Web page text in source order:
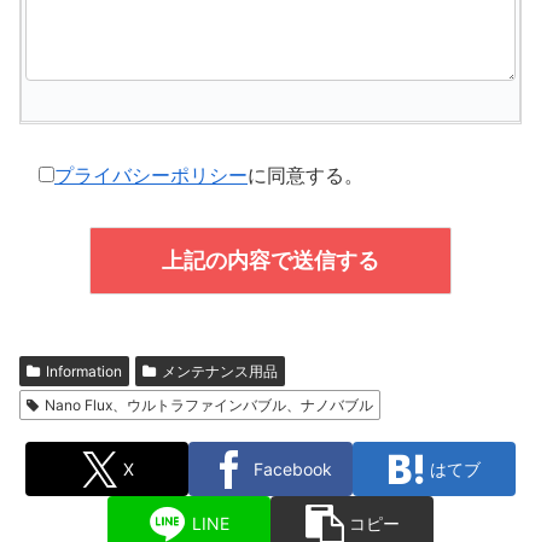
プライバシーポリシーに同意する。
Information
メンテナンス用品
Nano Flux、ウルトラファインバブル、ナノバブル
X Facebook はてブ
LINE コピー